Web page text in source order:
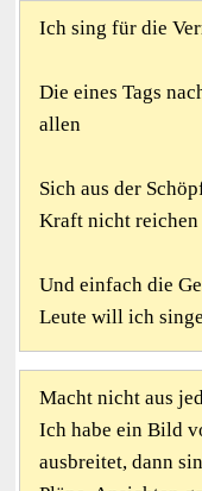
Ich sing für die
Die eines Tags
allen
Sich aus der
Kraft nicht reichen
Und einfach die
Leute will ich
Macht nicht aus
Ich habe ein Bild
ausbreitet, dann